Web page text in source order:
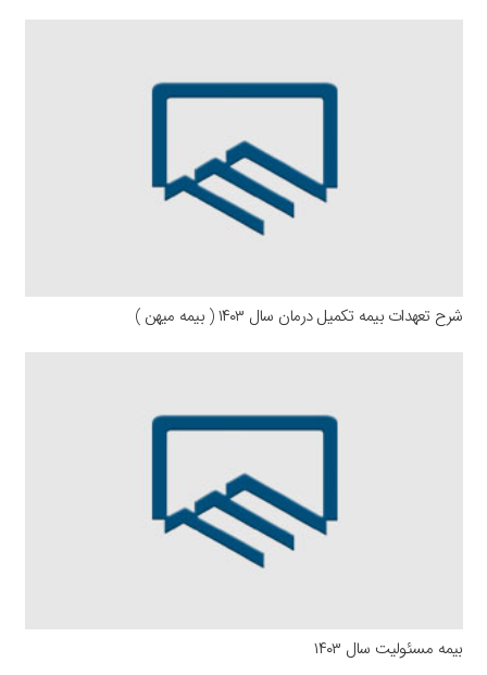
شرح تعهدات بیمه تکمیل درمان سال ۱۴۰۳ ( بیمه میهن )
بیمه مسئولیت سال ۱۴۰۳